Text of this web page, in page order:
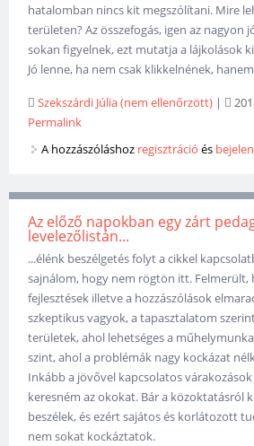
hatalomban nincs kit megszólítani. Mire
területen? Az összefogás, igen az nagyon
sokan figyelnek, ezt mutatja a lájkolások
Jó lenne, ha nem csak klikkelnének,
Szekszárdi Júlia (nem ellenőrzött) |
Permalink
A hozzászóláshoz regisztráció és
Az előző napokban egy zárt
levelezőlistán...
...élénk beszélgetés folyt a cikkel
sajnálom, hogy nem rögtön itt. Felmerült,
fejlesztések illetve a hozzászólások
szkeptikus vagyok, a tapasztalatom
területek, ahol lehetséges a
szint, ahol a problémák nagy kockázat
Inkább a jövővel kapcsolatos
keresném az okokat. Bár a közoktatásról
beszélek, és ezért sajátos és korlátozott
nem sokat kockáztatok.